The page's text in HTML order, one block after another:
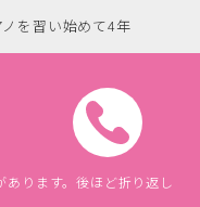
ノを習い始めて4年
ります。後ほど折り返し